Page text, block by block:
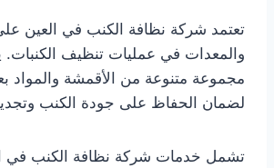
تعتمد شركة نظافة الكنب في العين
والمعدات في عمليات تنظيف الكنبات.
مجموعة متنوعة من الأقمشة والمواد
لضمان الحفاظ على جودة الكنب
تشمل خدمات شركة نظافة الكنب في